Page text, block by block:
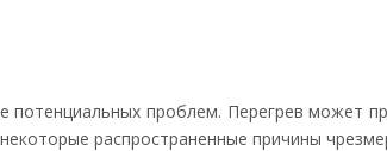
проблем. Перегрев может
распространенные причины